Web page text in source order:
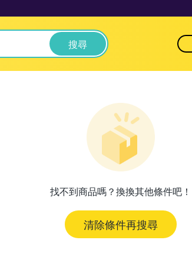
搜尋
找不到商品嗎？換換其他條件吧！
清除條件再搜尋